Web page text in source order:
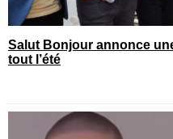
Salut Bonjour annonce
tout l’été